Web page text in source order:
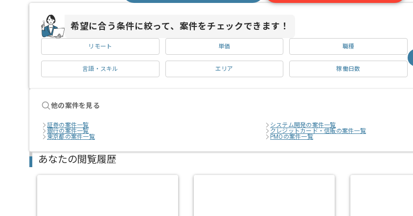
希望に合う条件に絞って、案件をチェックできます！
リモート 単価 職種
言語・スキル エリア 稼働日数
他の案件を見る
証券の案件一覧
システム開発の案件一覧
銀行の案件一覧
クレジットカード・信販の案件一覧
東京都の案件一覧
PMOの案件一覧
あなたの閲覧履歴